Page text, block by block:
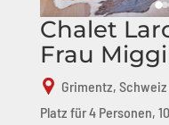
Chalet
Frau
Grimentz, Schweiz
Platz für 4 Personen,